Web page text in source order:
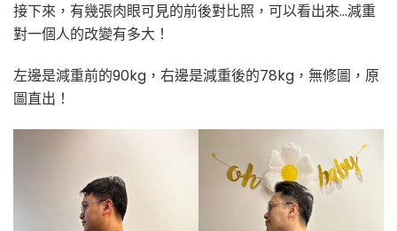
接下來，有幾張肉眼可見的前後對比照，可以看出來…減重
對一個人的改變有多大！
左邊是減重前的90kg，右邊是減重後的78kg，無修圖，原
圖直出！